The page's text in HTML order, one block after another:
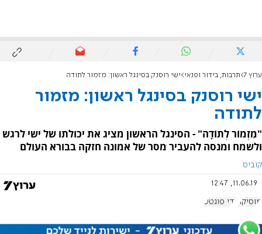
ערוץ 7 תרבות, בידור ופנאי ישי רוסנק בסינגל ראשון: מזמור לתודה
ישי רוסנק בסינגל ראשון: מזמור
לתודה
"מִזְמוֹר לְתוֹדָה" - הסינגל הראשון מציג את יכולתו של ישי לרגש
ולשמח ומנסה להעביר מסר של אמונה חזקה בבורא העולם
קוביס
11.06.19, 12:47
מוסיקה גדי פוגטש